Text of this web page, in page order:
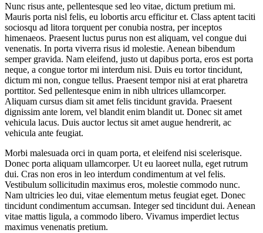
Nunc risus ante, pellentesque sed leo vitae, dictum pretium mi.
Mauris porta nisl felis, eu lobortis arcu efficitur et. Class aptent taciti
sociosqu ad litora torquent per conubia nostra, per inceptos
himenaeos. Praesent luctus purus non est aliquam, vel congue dui
venenatis. In porta viverra risus id molestie. Aenean bibendum
semper gravida. Nam eleifend, justo ut dapibus porta, eros est porta
neque, a congue tortor mi interdum nisi. Duis eu tortor tincidunt,
dictum mi non, congue tellus. Praesent tempor nisi at erat pharetra
porttitor. Sed pellentesque enim in nibh ultrices ullamcorper.
Aliquam cursus diam sit amet felis tincidunt gravida. Praesent
dignissim ante lorem, vel blandit enim blandit ut. Donec sit amet
vehicula lacus. Duis auctor lectus sit amet augue hendrerit, ac
vehicula ante feugiat.
Morbi malesuada orci in quam porta, et eleifend nisi scelerisque.
Donec porta aliquam ullamcorper. Ut eu laoreet nulla, eget rutrum
dui. Cras non eros in leo interdum condimentum at vel felis.
Vestibulum sollicitudin maximus eros, molestie commodo nunc.
Nam ultricies leo dui, vitae elementum metus feugiat eget. Donec
tincidunt condimentum accumsan. Integer sed tincidunt dui. Aenean
vitae mattis ligula, a commodo libero. Vivamus imperdiet lectus
maximus venenatis pretium.